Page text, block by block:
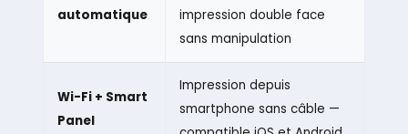
automatique
impression double face
sans manipulation
Wi-Fi + Smart
Panel
Impression depuis
smartphone sans câble —